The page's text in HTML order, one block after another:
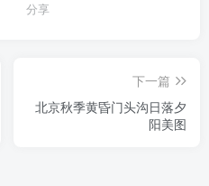
分享
下一篇
北京秋季黄昏门头沟日落夕
阳美图